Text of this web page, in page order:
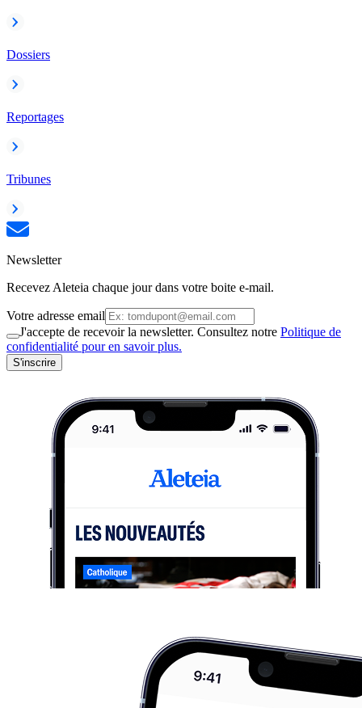
Dossiers
Reportages
Tribunes
Newsletter
Recevez Aleteia chaque jour dans votre boite e-mail.
Votre adresse email
J'accepte de recevoir la newsletter. Consultez notre Politique de
confidentialité pour en savoir plus.
S'inscrire